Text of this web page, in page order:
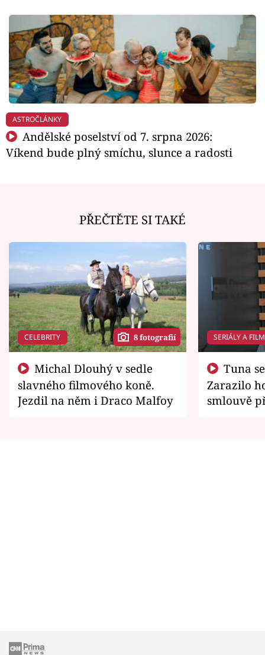
ASTROČLÁNKY
Andělské poselství od 7. srpna 2026:
Víkend bude plný smíchu, slunce a radosti
PŘEČTĚTE SI TAKÉ
CELEBRITY 8 fotografií
slavného filmového koně.
Jezdil na něm i Draco Malfoy
SERIÁLY A
Zarazilo
smlouvě